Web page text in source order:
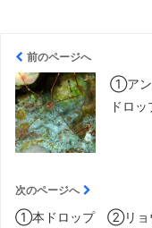
前のページへ
①ア
ドロッ
次のページへ
①本ドロップ ②リョ